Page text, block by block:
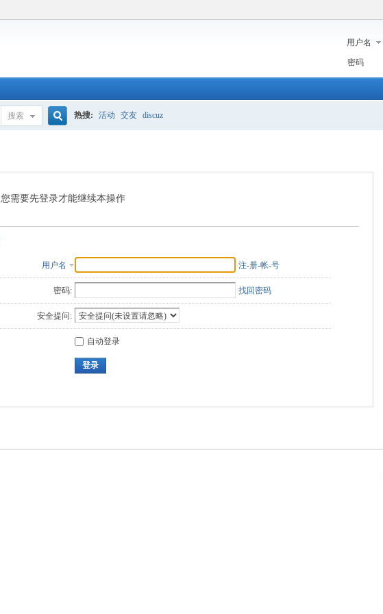
用户名
密码
搜索
索
热搜: 活动 交友 discuz
您需要先登录才能继续本操作
用户名 注-册-帐-号
密码: 找回密码
安全提问:
自动登录
登录